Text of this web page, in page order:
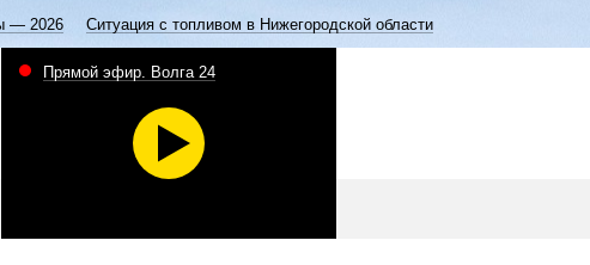
— 2026 Ситуация с топливом в Нижегородской области
Прямой эфир. Волга 24